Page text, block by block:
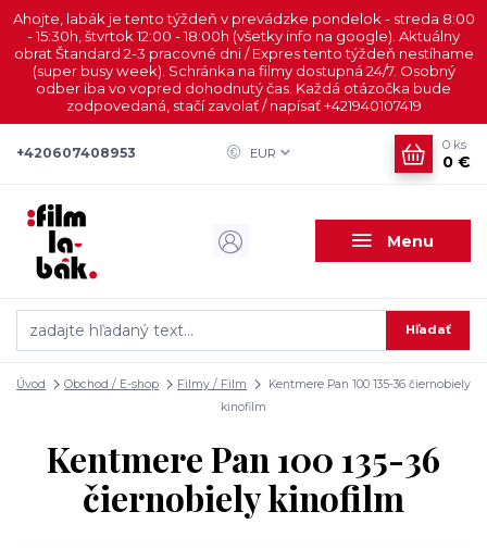
Ahojte, labák je tento týždeň v prevádzke pondelok - streda 8:00
- 15:30h, štvrtok 12:00 - 18:00h (všetky info na google). Aktuálny
obrat Štandard 2-3 pracovné dni / Expres tento týždeň nestíhame
(super busy week). Schránka na filmy dostupná 24/7. Osobný
odber iba vo vopred dohodnutý čas. Každá otázočka bude
zodpovedaná, stačí zavolať / napísať +421940107419
Menu
EUR
Hľadať
+420607408953
0 ks
0 €
Úvod Obchod / E-shop Filmy / Film
Kentmere Pan 100 135-36 čiernobiely
kinofilm
Kentmere Pan 100 135-36
čiernobiely kinofilm